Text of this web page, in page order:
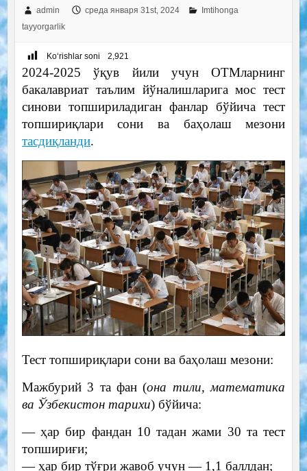
admin среда января 31st, 2024
Imtihonga
tayyorgarlik
Ko‘rishlar soni 2,921
2024-2025 ўқув йили учун ОТМларнинг
бакалавриат таълим йўналишларига мос тест
синови топшириладиган фанлар бўйича тест
топшириқлари сони ва баҳолаш мезони
тасдиқланди.
Тест топшириқлари сони ва баҳолаш мезони:
Мажбурий 3 та фан (она тили, математика
ва Ўзбекистон тарихи) бўйича:
— ҳар бир фандан 10 тадан жами 30 та тест
топшириғи;
— ҳар бир тўғри жавоб учун — 1,1 баллдан;